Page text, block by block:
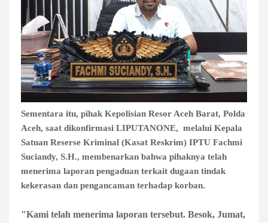
Sementara itu, pihak Kepolisian Resor Aceh Barat, Polda
Aceh, saat dikonfirmasi LIPUTANONE, melalui Kepala
Satuan Reserse Kriminal (Kasat Reskrim) IPTU Fachmi
Suciandy, S.H., membenarkan bahwa pihaknya telah
menerima laporan pengaduan terkait dugaan tindak
kekerasan dan pengancaman terhadap korban.
"Kami telah menerima laporan tersebut. Besok, Jumat,